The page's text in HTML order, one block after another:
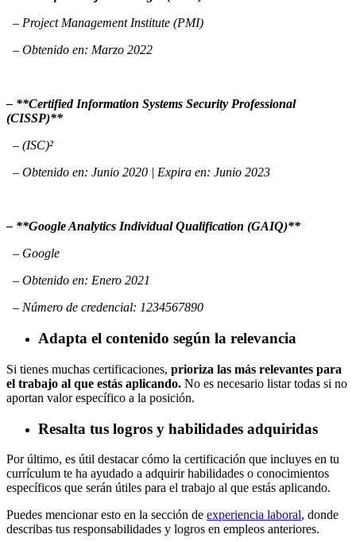
– Project Management Institute (PMI)
– Obtenido en: Marzo 2022
– **Certified Information Systems Security Professional
(CISSP)**
– (ISC)²
– Obtenido en: Junio 2020 | Expira en: Junio 2023
– **Google Analytics Individual Qualification (GAIQ)**
– Google
– Obtenido en: Enero 2021
– Número de credencial: 1234567890
Adapta el contenido según la relevancia
Si tienes muchas certificaciones, prioriza las más relevantes para
el trabajo al que estás aplicando. No es necesario listar todas si no
aportan valor específico a la posición.
Resalta tus logros y habilidades adquiridas
Por último, es útil destacar cómo la certificación que incluyes en tu
currículum te ha ayudado a adquirir habilidades o conocimientos
específicos que serán útiles para el trabajo al que estás aplicando.
Puedes mencionar esto en la sección de experiencia laboral, donde
describas tus responsabilidades y logros en empleos anteriores.